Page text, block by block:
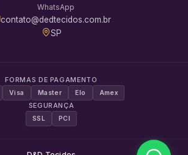
WhatsApp
contato@dedtecidos.com.br
SP
FORMAS DE PAGAMENTO
Visa Master Elo Amex
SEGURANÇA
SSL PCI